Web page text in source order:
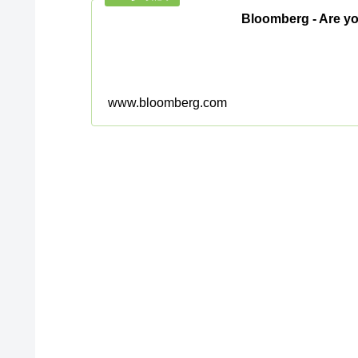
Bloomberg - Are
www.bloomberg.com